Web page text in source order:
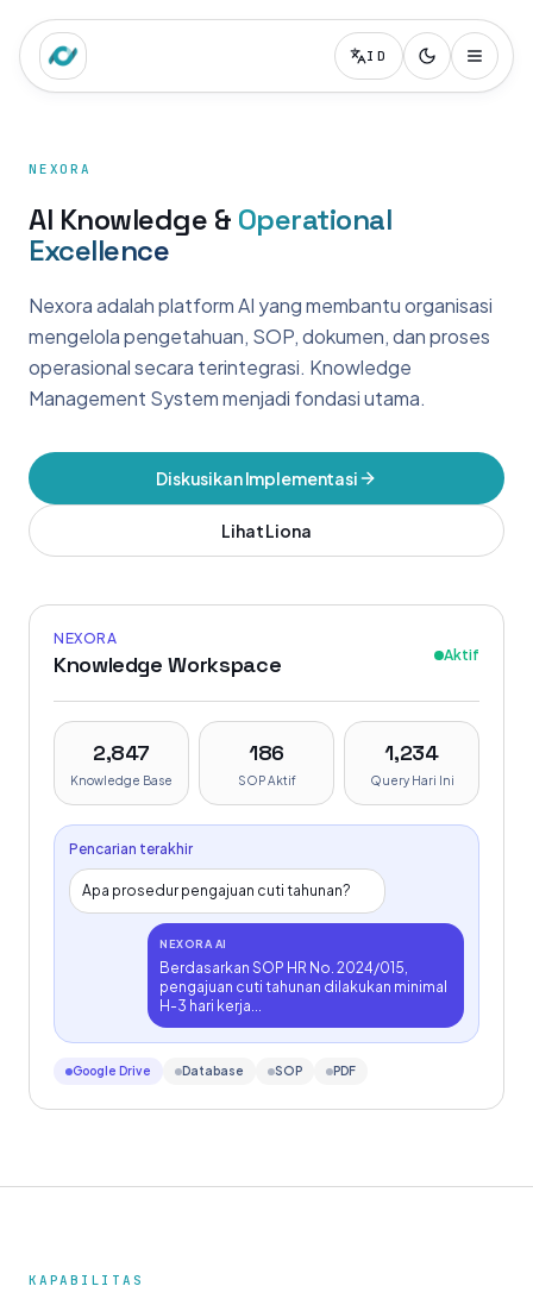
ID
NEXORA
AI Knowledge & Operational
Excellence
Nexora adalah platform AI yang membantu organisasi
mengelola pengetahuan, SOP, dokumen, dan proses
operasional secara terintegrasi. Knowledge
Management System menjadi fondasi utama.
Diskusikan Implementasi
Lihat Liona
NEXORA
Knowledge Workspace Aktif
2,847
Knowledge Base
186
SOP Aktif
1,234
Query Hari Ini
Pencarian terakhir
Apa prosedur pengajuan cuti tahunan?
NEXORA AI
Berdasarkan SOP HR No. 2024/015,
pengajuan cuti tahunan dilakukan minimal
H-3 hari kerja...
Google Drive Database SOP PDF
KAPABILITAS